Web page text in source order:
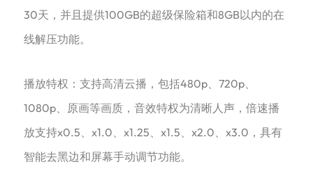
30天，并且提供100GB的超级保险箱和8GB以内的在
线解压功能‌。
‌播放特权‌：支持高清云播，包括480p、720p、
1080p、原画等画质，音效特权为清晰人声，倍速播
放支持x0.5、x1.0、x1.25、x1.5、x2.0、x3.0，具有
智能去黑边和屏幕手动调节功能‌。